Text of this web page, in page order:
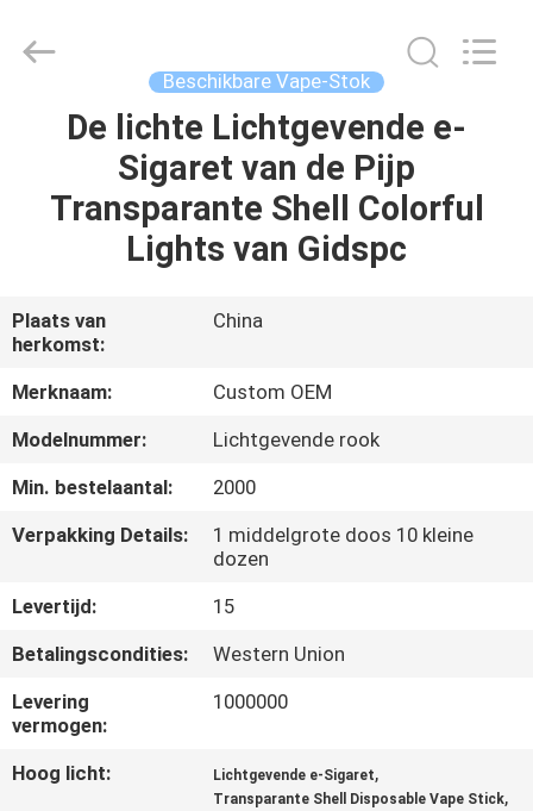
HUIS
PRODUCTEN
ONGEVEER
ONS
FABRIEKSREIS
KWALITEITSCONTROLE
VERZOEK
OM
EEN
CITAAT
Copyright
huaeason.com.
Beschikbare Vape-Stok
De lichte Lichtgevende e-
Sigaret van de Pijp
Transparante Shell Colorful
Lights van Gidspc
Plaats van
herkomst:
China
Merknaam:
Custom OEM
Modelnummer:
Lichtgevende rook
Min. bestelaantal:
2000
Verpakking Details:
1 middelgrote doos 10 kleine
dozen
Levertijd:
15
Betalingscondities:
Western Union
Levering
vermogen:
1000000
Hoog licht: Lichtgevende e-Sigaret,
Transparante Shell Disposable Vape Stick,